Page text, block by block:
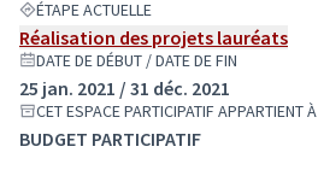
ÉTAPE ACTUELLE
Réalisation des projets lauréats
DATE DE DÉBUT / DATE DE FIN
25 jan. 2021 / 31 déc. 2021
CET ESPACE PARTICIPATIF APPARTIENT À
BUDGET PARTICIPATIF